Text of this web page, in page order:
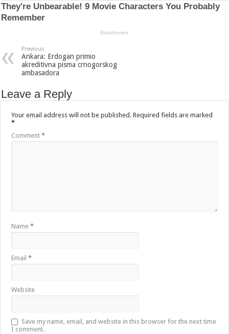
Previous
Ankara: Erdogan primio
akreditivna pisma crnogorskog
ambasadora
Leave a Reply
Your email address will not be published. Required fields are marked
*
Comment*
Name*
Email*
Website
Save my name, email, and website in this browser for the next time
I comment.